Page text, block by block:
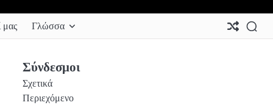
μας Γλώσσα
Σύνδεσμοι
Σχετικά
Περιεχόμενο